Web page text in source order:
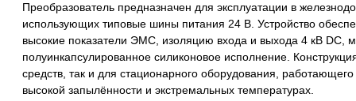
Преобразователь предназначен для эксплуатации в
использующих типовые шины питания 24 В. Устройство
высокие показатели ЭМС, изоляцию входа и выхода 4 кВ DC,
полуинкапсулированное силиконовое исполнение.
средств, так и для стационарного оборудования,
высокой запылённости и экстремальных температурах.